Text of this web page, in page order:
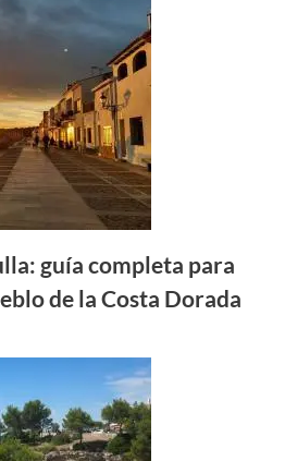
guía completa para
de la Costa Dorada